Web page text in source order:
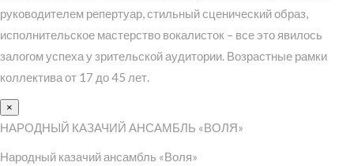
руководителем репертуар, стильный сценический образ,
исполнительское мастерство вокалисток – все это явилось
залогом успеха у зрительской аудитории. Возрастные рамки
коллектива от 17 до 45 лет.
×
НАРОДНЫЙ КАЗАЧИЙ АНСАМБЛЬ «ВОЛЯ»
Народный казачий ансамбль «Воля»